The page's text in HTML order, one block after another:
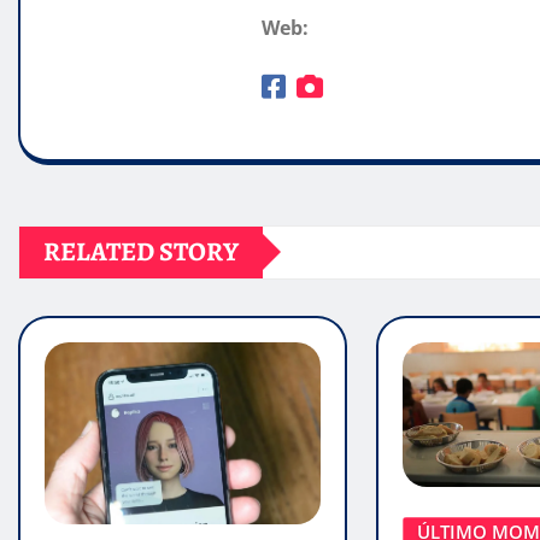
Web:
RELATED STORY
ÚLTIMO